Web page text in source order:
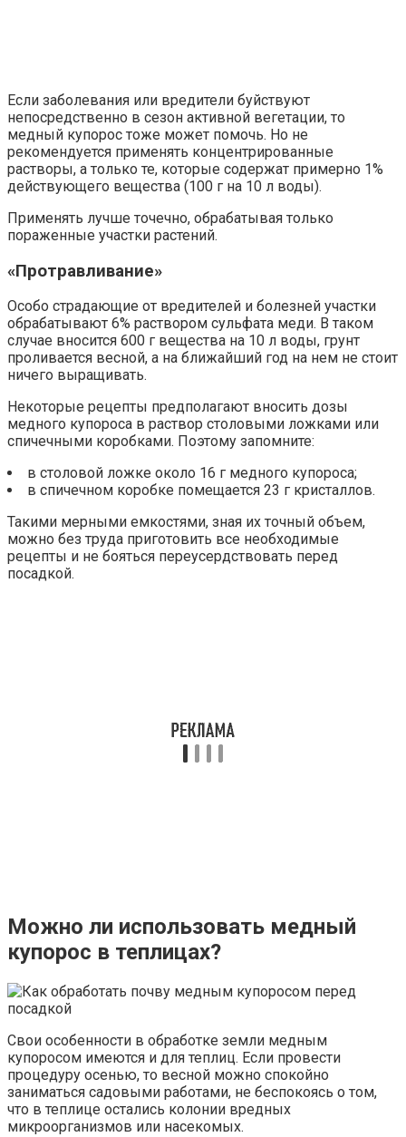
Если заболевания или вредители буйствуют
непосредственно в сезон активной вегетации, то
медный купорос тоже может помочь. Но не
рекомендуется применять концентрированные
растворы, а только те, которые содержат примерно 1%
действующего вещества (100 г на 10 л воды).
Применять лучше точечно, обрабатывая только
пораженные участки растений.
«Протравливание»
Особо страдающие от вредителей и болезней участки
обрабатывают 6% раствором сульфата меди. В таком
случае вносится 600 г вещества на 10 л воды, грунт
проливается весной, а на ближайший год на нем не стоит
ничего выращивать.
Некоторые рецепты предполагают вносить дозы
медного купороса в раствор столовыми ложками или
спичечными коробками. Поэтому запомните:
в столовой ложке около 16 г медного купороса;
в спичечном коробке помещается 23 г кристаллов.
Такими мерными емкостями, зная их точный объем,
можно без труда приготовить все необходимые
рецепты и не бояться переусердствовать перед
посадкой.
Можно ли использовать медный
купорос в теплицах?
Свои особенности в обработке земли медным
купоросом имеются и для теплиц. Если провести
процедуру осенью, то весной можно спокойно
заниматься садовыми работами, не беспокоясь о том,
что в теплице остались колонии вредных
микроорганизмов или насекомых.